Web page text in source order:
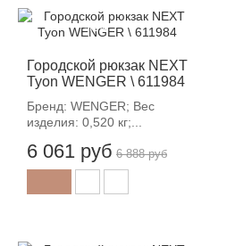
Городской рюкзак NEXT
Tyon WENGER \ 611984
Бренд: WENGER; Вес
изделия: 0,520 кг;...
6 061 руб
-12%
6 888 руб